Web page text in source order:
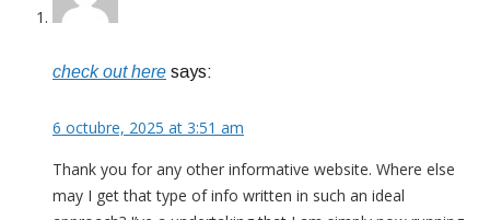
check out here says:
6 octubre, 2025 at 3:51 am
Thank you for any other informative website. Where else
may I get that type of info written in such an ideal